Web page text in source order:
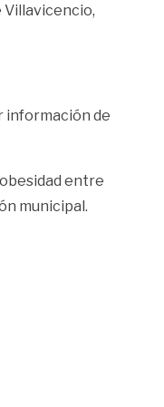
Villavicencio,
información de
entre
municipal.